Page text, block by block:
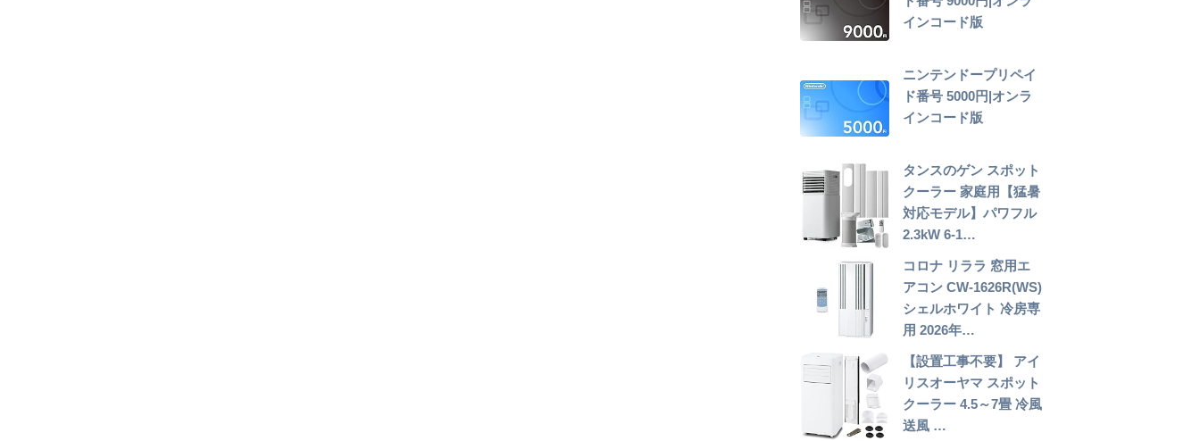
インコード版
ニンテンドープリペイ
ド番号 5000円|オンラ
インコード版
タンスのゲン スポット
クーラー 家庭用【猛暑
対応モデル】パワフル
2.3kW 6-1…
コロナ リララ 窓用エ
アコン CW-1626R(WS)
シェルホワイト 冷房専
用 2026年…
【設置工事不要】 アイ
リスオーヤマ スポット
クーラー 4.5～7畳 冷風
送風 …